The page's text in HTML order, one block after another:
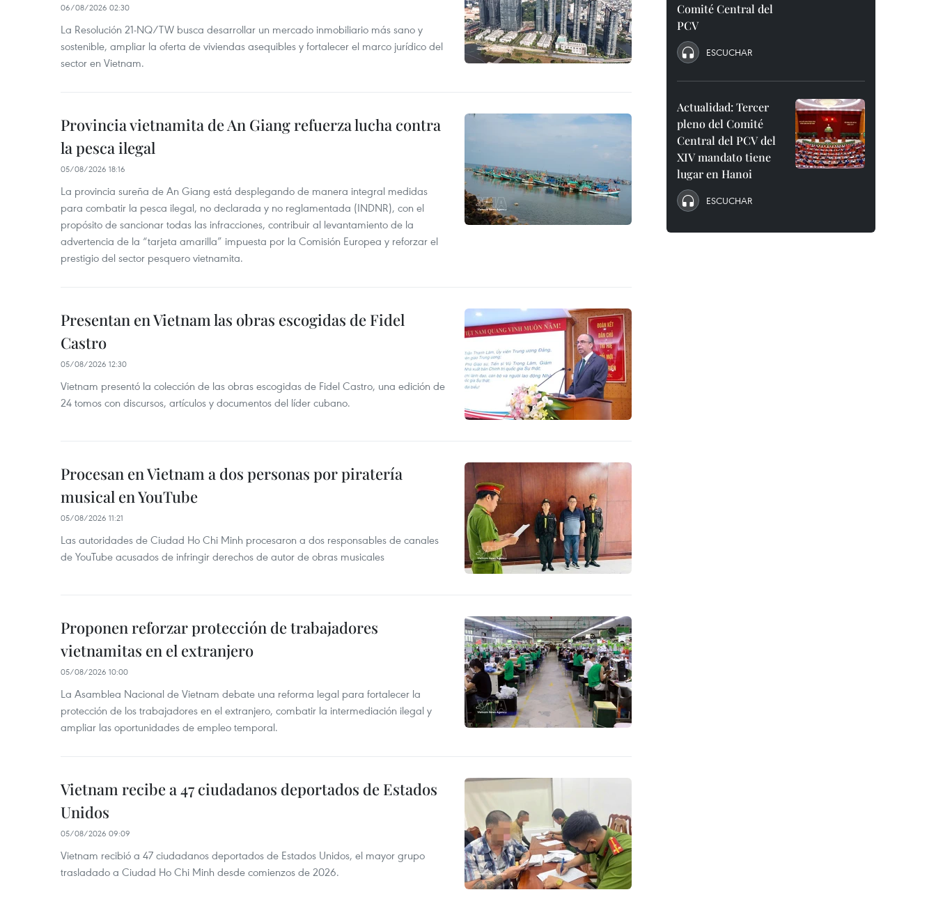
06/08/2026 02:30
La Resolución 21-NQ/TW busca desarrollar un mercado inmobiliario más sano y
sostenible, ampliar la oferta de viviendas asequibles y fortalecer el marco jurídico del
sector en Vietnam.
Provincia vietnamita de An Giang refuerza lucha contra
la pesca ilegal
05/08/2026 18:16
La provincia sureña de An Giang está desplegando de manera integral medidas
para combatir la pesca ilegal, no declarada y no reglamentada (INDNR), con el
propósito de sancionar todas las infracciones, contribuir al levantamiento de la
advertencia de la “tarjeta amarilla” impuesta por la Comisión Europea y reforzar el
prestigio del sector pesquero vietnamita.
Presentan en Vietnam las obras escogidas de Fidel
Castro
05/08/2026 12:30
Vietnam presentó la colección de las obras escogidas de Fidel Castro, una edición de
24 tomos con discursos, artículos y documentos del líder cubano.
Procesan en Vietnam a dos personas por piratería
musical en YouTube
05/08/2026 11:21
Las autoridades de Ciudad Ho Chi Minh procesaron a dos responsables de canales
de YouTube acusados de infringir derechos de autor de obras musicales
Proponen reforzar protección de trabajadores
vietnamitas en el extranjero
05/08/2026 10:00
La Asamblea Nacional de Vietnam debate una reforma legal para fortalecer la
protección de los trabajadores en el extranjero, combatir la intermediación ilegal y
ampliar las oportunidades de empleo temporal.
Vietnam recibe a 47 ciudadanos deportados de Estados
Unidos
05/08/2026 09:09
Vietnam recibió a 47 ciudadanos deportados de Estados Unidos, el mayor grupo
trasladado a Ciudad Ho Chi Minh desde comienzos de 2026.
Comité Central del
PCV
ESCUCHAR
Actualidad: Tercer
pleno del Comité
Central del PCV del
XIV mandato tiene
lugar en Hanoi
ESCUCHAR